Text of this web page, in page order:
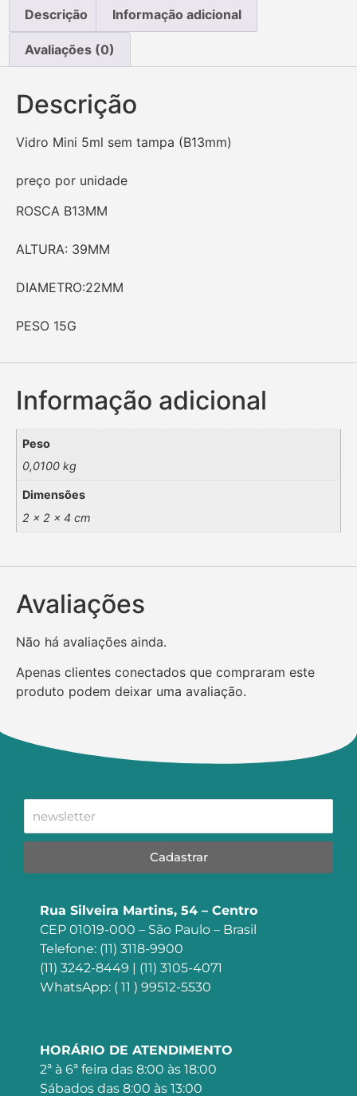
Descrição Informação adicional
Avaliações (0)
Descrição
Vidro Mini 5ml sem tampa (B13mm)
preço por unidade
ROSCA B13MM
ALTURA: 39MM
DIAMETRO:22MM
PESO 15G
Informação adicional
Peso
0,0100 kg
Dimensões
2 × 2 × 4 cm
Avaliações
Não há avaliações ainda.
Apenas clientes conectados que compraram este
produto podem deixar uma avaliação.
Cadastrar
Rua Silveira Martins, 54 – Centro
CEP 01019-000 – São Paulo – Brasil
Telefone: (11) 3118-9900
(11) 3242-8449 | (11) 3105-4071
WhatsApp: ( 11 ) 99512-5530
HORÁRIO DE ATENDIMENTO
2ª à 6ª feira das 8:00 às 18:00
Sábados das 8:00 às 13:00